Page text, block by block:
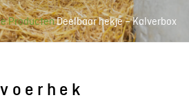
ProductenDeelbaar hekje – Kalverbox